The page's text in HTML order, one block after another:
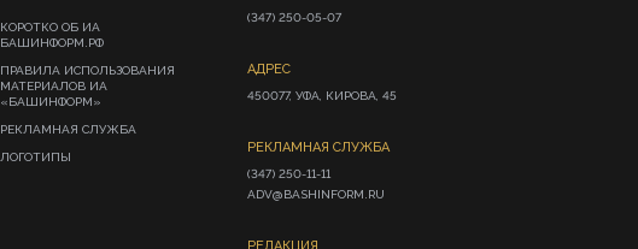
КОРОТКО ОБ ИА
БАШИНФОРМ.РФ
ПРАВИЛА ИСПОЛЬЗОВАНИЯ
МАТЕРИАЛОВ ИА
«БАШИНФОРМ»
РЕКЛАМНАЯ СЛУЖБА
ЛОГОТИПЫ
(347) 250-05-07
АДРЕС
450077, УФА, КИРОВА, 45
РЕКЛАМНАЯ СЛУЖБА
(347) 250-11-11
ADV@BASHINFORM.RU